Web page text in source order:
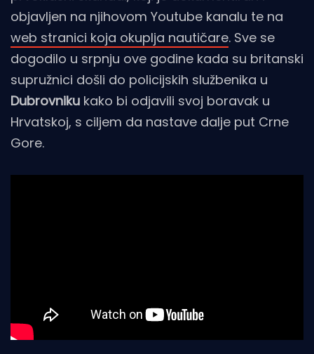
objavljen na njihovom Youtube kanalu te na
web stranici koja okuplja nautičare. Sve se
dogodilo u srpnju ove godine kada su britanski
supružnici došli do policijskih službenika u
Dubrovniku kako bi odjavili svoj boravak u
Hrvatskoj, s ciljem da nastave dalje put Crne
Gore.